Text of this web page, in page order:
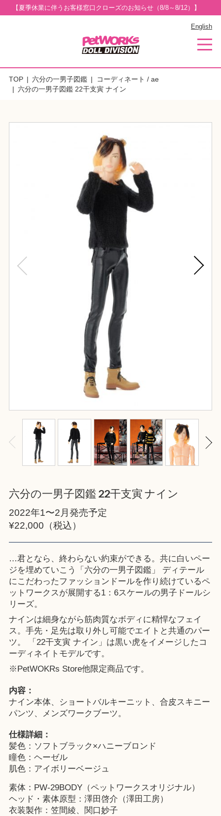
【夏季休業に伴うお客様窓口クローズのお知らせ（8/8～8/12）】
English
TOP 六分の一男子図鑑
コーディネート / ae
六分の一男子図鑑 22干支寅 ナイン
六分の一男子図鑑 22干支寅 ナイン
2022年1〜2月発売予定
¥22,000（税込）
…君となら、終わらない約束ができる。共に白いペー
ジを埋めていこう「六分の一男子図鑑」 ディテール
にこだわったファッションドールを作り続けているペ
ットワークスが展開する1：6スケールの男子ドールシ
リーズ。
ナインは細身ながら筋肉質なボディに精悍なフェイ
ス。手先・足先は取り外し可能でエイトと共通のパー
ツ。 「22干支寅 ナイン」は黒い虎をイメージしたコ
ーディネイトモデルです。
※ PetWOKRs Store他限定商品です。
内容：
ナイン本体、ショートバルキーニット、合皮スキニー
パンツ、メンズワークブーツ。
仕様詳細：
髪色：ソフトブラック×ハニーブロンド
瞳色：ヘーゼル
肌色：アイボリーベージュ
素体：PW-29BODY（ペットワークスオリジナル）
ヘッド・素体原型：澤田啓介（澤田工房）
衣装製作：笠間綾、関口妙子